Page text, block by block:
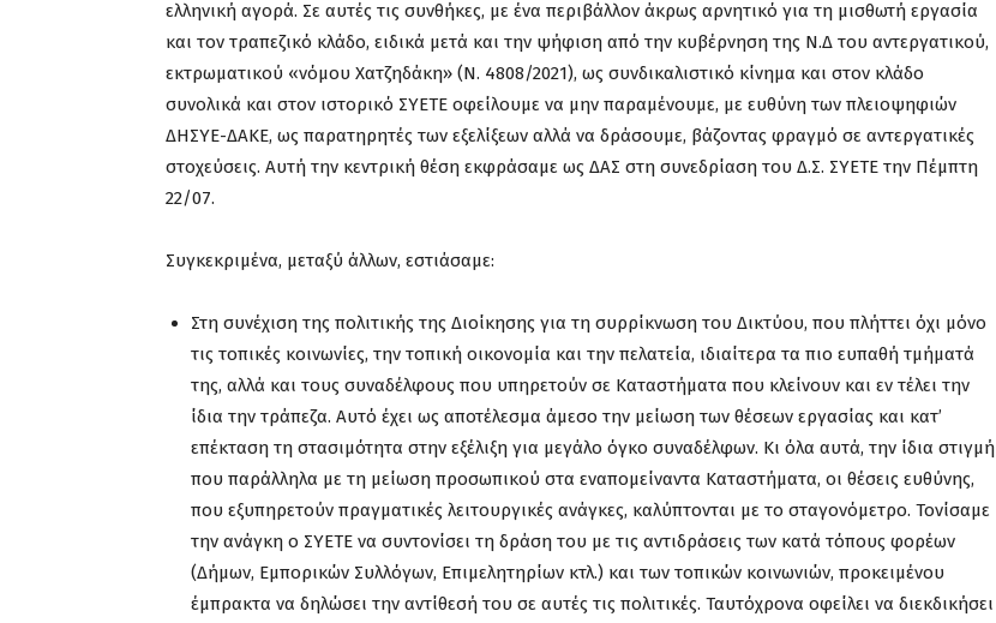
ελληνική αγορά. Σε αυτές τις συνθήκες, με ένα περιβάλλον άκρως αρνητικό για τη μισθωτή εργασία
και τον τραπεζικό κλάδο, ειδικά μετά και την ψήφιση από την κυβέρνηση της Ν.Δ του αντεργατικού,
εκτρωματικού «νόμου Χατζηδάκη» (Ν. 4808/2021), ως συνδικαλιστικό κίνημα και στον κλάδο
συνολικά και στον ιστορικό ΣΥΕΤΕ οφείλουμε να μην παραμένουμε, με ευθύνη των πλειοψηφιών
ΔΗΣΥΕ-ΔΑΚΕ, ως παρατηρητές των εξελίξεων αλλά να δράσουμε, βάζοντας φραγμό σε αντεργατικές
στοχεύσεις. Αυτή την κεντρική θέση εκφράσαμε ως ΔΑΣ στη συνεδρίαση του Δ.Σ. ΣΥΕΤΕ την Πέμπτη
22/07.
Συγκεκριμένα, μεταξύ άλλων, εστιάσαμε:
Στη συνέχιση της πολιτικής της Διοίκησης για τη συρρίκνωση του Δικτύου, που πλήττει όχι μόνο
τις τοπικές κοινωνίες, την τοπική οικονομία και την πελατεία, ιδιαίτερα τα πιο ευπαθή τμήματά
της, αλλά και τους συναδέλφους που υπηρετούν σε Καταστήματα που κλείνουν και εν τέλει την
ίδια την τράπεζα. Αυτό έχει ως αποτέλεσμα άμεσο την μείωση των θέσεων εργασίας και κατ’
επέκταση τη στασιμότητα στην εξέλιξη για μεγάλο όγκο συναδέλφων. Κι όλα αυτά, την ίδια στιγμή
που παράλληλα με τη μείωση προσωπικού στα εναπομείναντα Καταστήματα, οι θέσεις ευθύνης,
που εξυπηρετούν πραγματικές λειτουργικές ανάγκες, καλύπτονται με το σταγονόμετρο. Τονίσαμε
την ανάγκη ο ΣΥΕΤΕ να συντονίσει τη δράση του με τις αντιδράσεις των κατά τόπους φορέων
(Δήμων, Εμπορικών Συλλόγων, Επιμελητηρίων κτλ.) και των τοπικών κοινωνιών, προκειμένου
έμπρακτα να δηλώσει την αντίθεσή του σε αυτές τις πολιτικές. Ταυτόχρονα οφείλει να διεκδικήσει